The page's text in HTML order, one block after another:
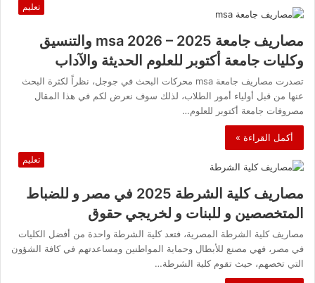
تعليم
مصاريف جامعة msa 2026 – 2025 والتنسيق
وكليات جامعة أكتوبر للعلوم الحديثة والآداب
تصدرت مصاريف جامعة msa محركات البحث في جوجل، نظراً لكثرة البحث
عنها من قبل أولياء أمور الطلاب، لذلك سوف نعرض لكم في هذا المقال
مصروفات جامعة أكتوبر للعلوم…
أكمل القراءة »
تعليم
مصاريف كلية الشرطة 2025 في مصر و للضباط
المتخصصين و للبنات و لخريجي حقوق
مصاريف كلية الشرطة المصرية، فتعد كلية الشرطة واحدة من أفضل الكليات
في مصر، فهي مصنع للأبطال وحماية المواطنين ومساعدتهم في كافة الشؤون
التي تخصهم، حيث تقوم كلية الشرطة…